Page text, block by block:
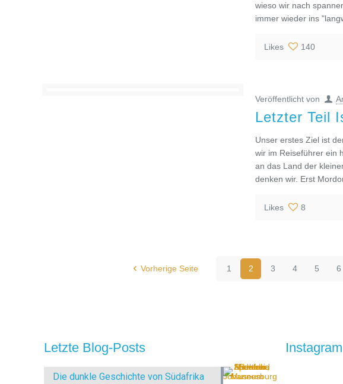
wieso wir nach
immer wieder ins
Likes 140
Veröffentlicht von
Letzter Teil
Unser erstes Ziel ist
wir im Reiseführer ein
an das Land der
denken wir. Erst
Likes 8
Vorherige Seite 1 2 3 4 5 6
Letzte Blog-Posts
Die dunkle Geschichte von Südafrika
Instagram